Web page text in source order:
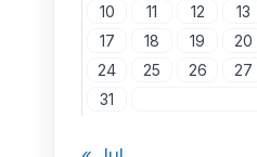
10 11 12 13
17
18 19 20
24
25 26 27
31